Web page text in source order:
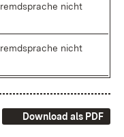
nicht
nicht
Download als PDF